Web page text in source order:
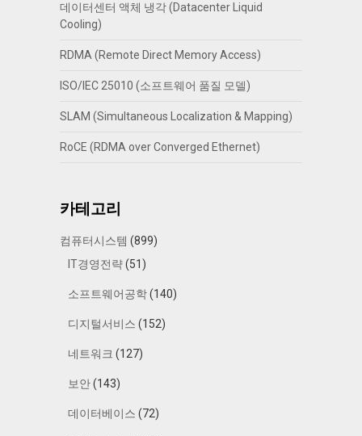
데이터센터 액체 냉각 (Datacenter Liquid
Cooling)
RDMA (Remote Direct Memory Access)
ISO/IEC 25010 (소프트웨어 품질 모델)
SLAM (Simultaneous Localization & Mapping)
RoCE (RDMA over Converged Ethernet)
카테고리
컴퓨터시스템 (899)
IT경영전략(51)
소프트웨어공학(140)
디지털서비스 (152)
네트워크 (127)
보안(143)
데이터베이스 (72)